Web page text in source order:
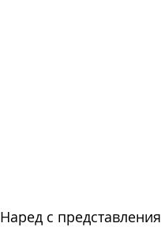
Наред с